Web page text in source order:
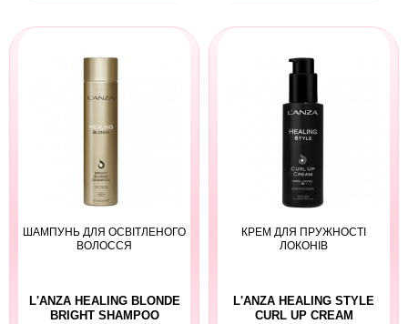
ШАМПУНЬ ДЛЯ ОСВІТЛЕНОГО
ВОЛОССЯ
L'ANZA HEALING BLONDE
BRIGHT SHAMPOO
КРЕМ ДЛЯ ПРУЖНОСТІ
ЛОКОНІВ
L'ANZA HEALING STYLE
CURL UP CREAM